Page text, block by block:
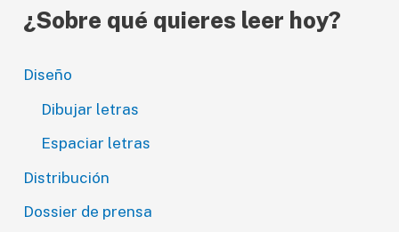
¿Sobre qué quieres leer hoy?
Diseño
Dibujar letras
Espaciar letras
Distribución
Dossier de prensa